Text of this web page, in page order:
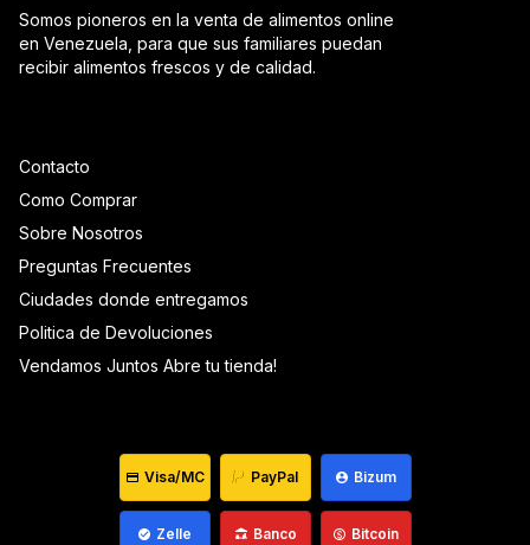
Contacto
Como Comprar
Sobre Nosotros
Preguntas Frecuentes
Ciudades donde entregamos
Politica de Devoluciones
Vendamos Juntos Abre tu tienda!
Somos pioneros en la venta de alimentos online
en Venezuela, para que sus familiares puedan
recibir alimentos frescos y de calidad.
Visa/MC PayPal Bizum
Zelle Banco Bitcoin